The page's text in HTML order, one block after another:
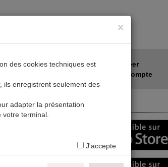
s'abonner
Créer
votre compte
la Base Pro Bellefaye.
×
des cookies techniques est
ils enregistrent seulement des
adapter la présentation
terminal.
J'accepte